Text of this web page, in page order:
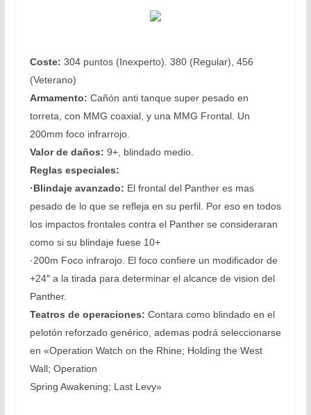
Coste: 304 puntos (Inexperto). 380 (Regular), 456
(Veterano)
Armamento: Cañón anti tanque super pesado en
torreta, con MMG coaxial, y una MMG Frontal. Un
200mm foco infrarrojo.
Valor de daños: 9+, blindado medio.
Reglas especiales:
·Blindaje avanzado: El frontal del Panther es mas
pesado de lo que se refleja en su perfil. Por eso en todos
los impactos frontales contra el Panther se consideraran
como si su blindaje fuese 10+
·200m Foco infrarojo. El foco confiere un modificador de
+24″ a la tirada para determinar el alcance de vision del
Panther.
Teatros de operaciones: Contara como blindado en el
pelotón reforzado genérico, ademas podrá seleccionarse
en «Operation Watch on the Rhine; Holding the West
Wall; Operation
Spring Awakening; Last Levy»